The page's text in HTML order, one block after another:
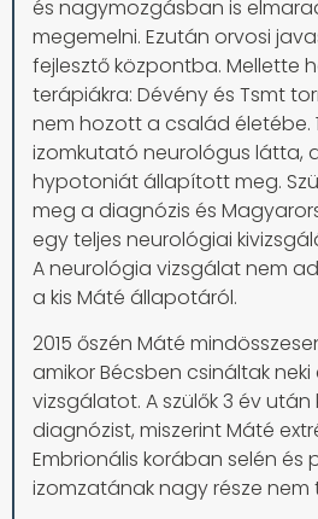
és nagymozgásban is
megemelni. Ezután orvosi
fejlesztő központba. Mellette
terápiákra: Dévény és Tsmt
nem hozott a család életébe.
izomkutató neurológus látta,
hypotoniát állapított meg.
meg a diagnózis és
egy teljes neurológiai
A neurológia vizsgálat nem
a kis Máté állapotáról.
2015 őszén Máté
amikor Bécsben csináltak
vizsgálatot. A szülők 3 év
diagnózist, miszerint Máté
Embrionális korában selén és
izomzatának nagy része nem